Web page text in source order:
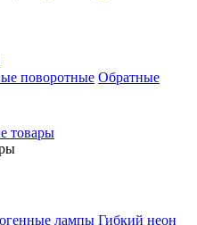
поворотные Обратные
товары
лампы Гибкий неон